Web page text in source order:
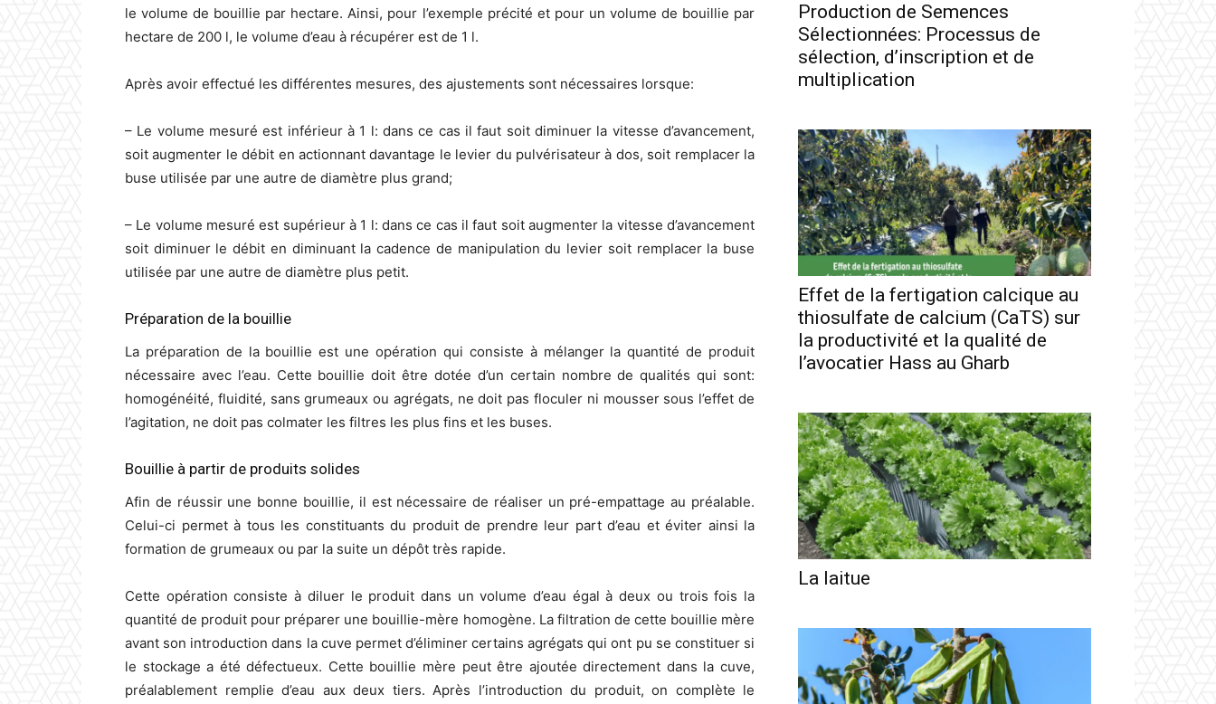
le volume de bouillie par hectare. Ainsi, pour l’exemple précité et pour un volume de bouillie par
hectare de 200 l, le volume d’eau à récupérer est de 1 l.
Après avoir effectué les différentes mesures, des ajustements sont nécessaires lorsque:
– Le volume mesuré est inférieur à 1 l: dans ce cas il faut soit diminuer la vitesse d’avancement,
soit augmenter le débit en actionnant davantage le levier du pulvérisateur à dos, soit remplacer la
buse utilisée par une autre de diamètre plus grand;
– Le volume mesuré est supérieur à 1 l: dans ce cas il faut soit augmenter la vitesse d’avancement
soit diminuer le débit en diminuant la cadence de manipulation du levier soit remplacer la buse
utilisée par une autre de diamètre plus petit.
Préparation de la bouillie
La préparation de la bouillie est une opération qui consiste à mélanger la quantité de produit
nécessaire avec l’eau. Cette bouillie doit être dotée d’un certain nombre de qualités qui sont:
homogénéité, fluidité, sans grumeaux ou agrégats, ne doit pas floculer ni mousser sous l’effet de
l’agitation, ne doit pas colmater les filtres les plus fins et les buses.
Bouillie à partir de produits solides
Afin de réussir une bonne bouillie, il est nécessaire de réaliser un pré-empattage au préalable.
Celui-ci permet à tous les constituants du produit de prendre leur part d’eau et éviter ainsi la
formation de grumeaux ou par la suite un dépôt très rapide.
Cette opération consiste à diluer le produit dans un volume d’eau égal à deux ou trois fois la
quantité de produit pour préparer une bouillie-mère homogène. La filtration de cette bouillie mère
avant son introduction dans la cuve permet d’éliminer certains agrégats qui ont pu se constituer si
le stockage a été défectueux. Cette bouillie mère peut être ajoutée directement dans la cuve,
préalablement remplie d’eau aux deux tiers. Après l’introduction du produit, on complète le
Production de Semences
Sélectionnées: Processus de
sélection, d’inscription et de
multiplication
Effet de la fertigation calcique au
thiosulfate de calcium (CaTS) sur
la productivité et la qualité de
l’avocatier Hass au Gharb
La laitue